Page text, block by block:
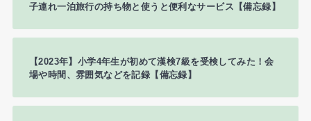
子連れ一泊旅行の持ち物と使うと便利なサービス【備忘録】
【2023年】小学4年生が初めて漢検7級を受検してみた！会
場や時間、雰囲気などを記録【備忘録】